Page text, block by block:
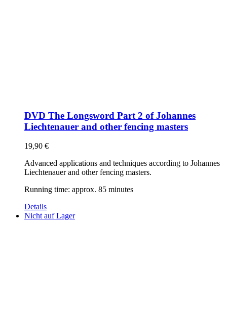
DVD The Longsword Part 2 of Johannes
Liechtenauer and other fencing masters
19,90 €
Advanced applications and techniques according to Johannes
Liechtenauer and other fencing masters.
Running time: approx. 85 minutes
Details
Nicht auf Lager